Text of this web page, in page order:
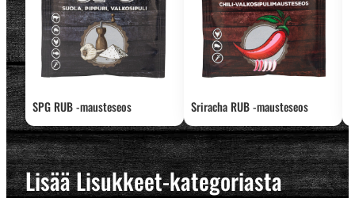
SPG RUB -mausteseos Sriracha RUB -mausteseos
Lisää Lisukkeet-kategoriasta